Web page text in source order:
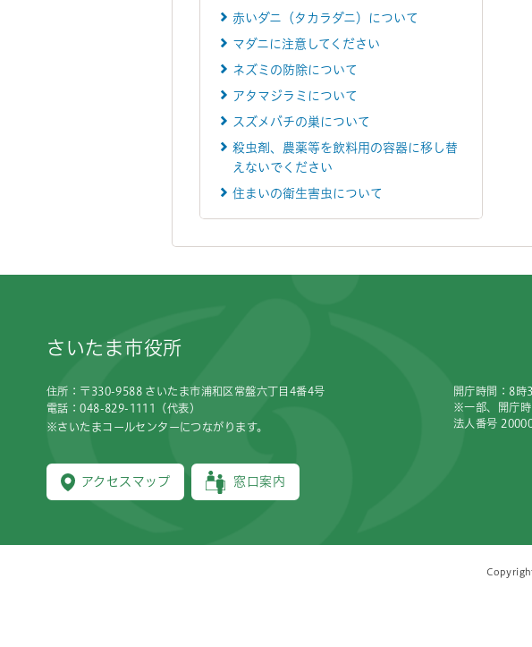
赤いダニ（タカラダニ）について
マダニに注意してください
ネズミの防除について
アタマジラミについて
スズメバチの巣について
殺虫剤、農薬等を飲料用の容器に移し替
えないでください
住まいの衛生害虫について
さいたま市役所
住所：〒330-9588 さいたま市浦和区常盤六丁目4番4号
電話：048-829-1111（代表）
※さいたまコールセンターにつながります。
アクセスマップ 窓口案内
開庁時間：8時
※一部、開庁時
法人番号